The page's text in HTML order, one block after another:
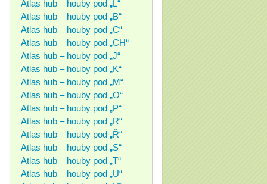
Atlas hub – houby pod „L“
Atlas hub – houby pod „B“
Atlas hub – houby pod „C“
Atlas hub – houby pod „CH“
Atlas hub – houby pod „J“
Atlas hub – houby pod „K“
Atlas hub – houby pod „M“
Atlas hub – houby pod „O“
Atlas hub – houby pod „P“
Atlas hub – houby pod „R“
Atlas hub – houby pod „Ř“
Atlas hub – houby pod „S“
Atlas hub – houby pod „T“
Atlas hub – houby pod „U“